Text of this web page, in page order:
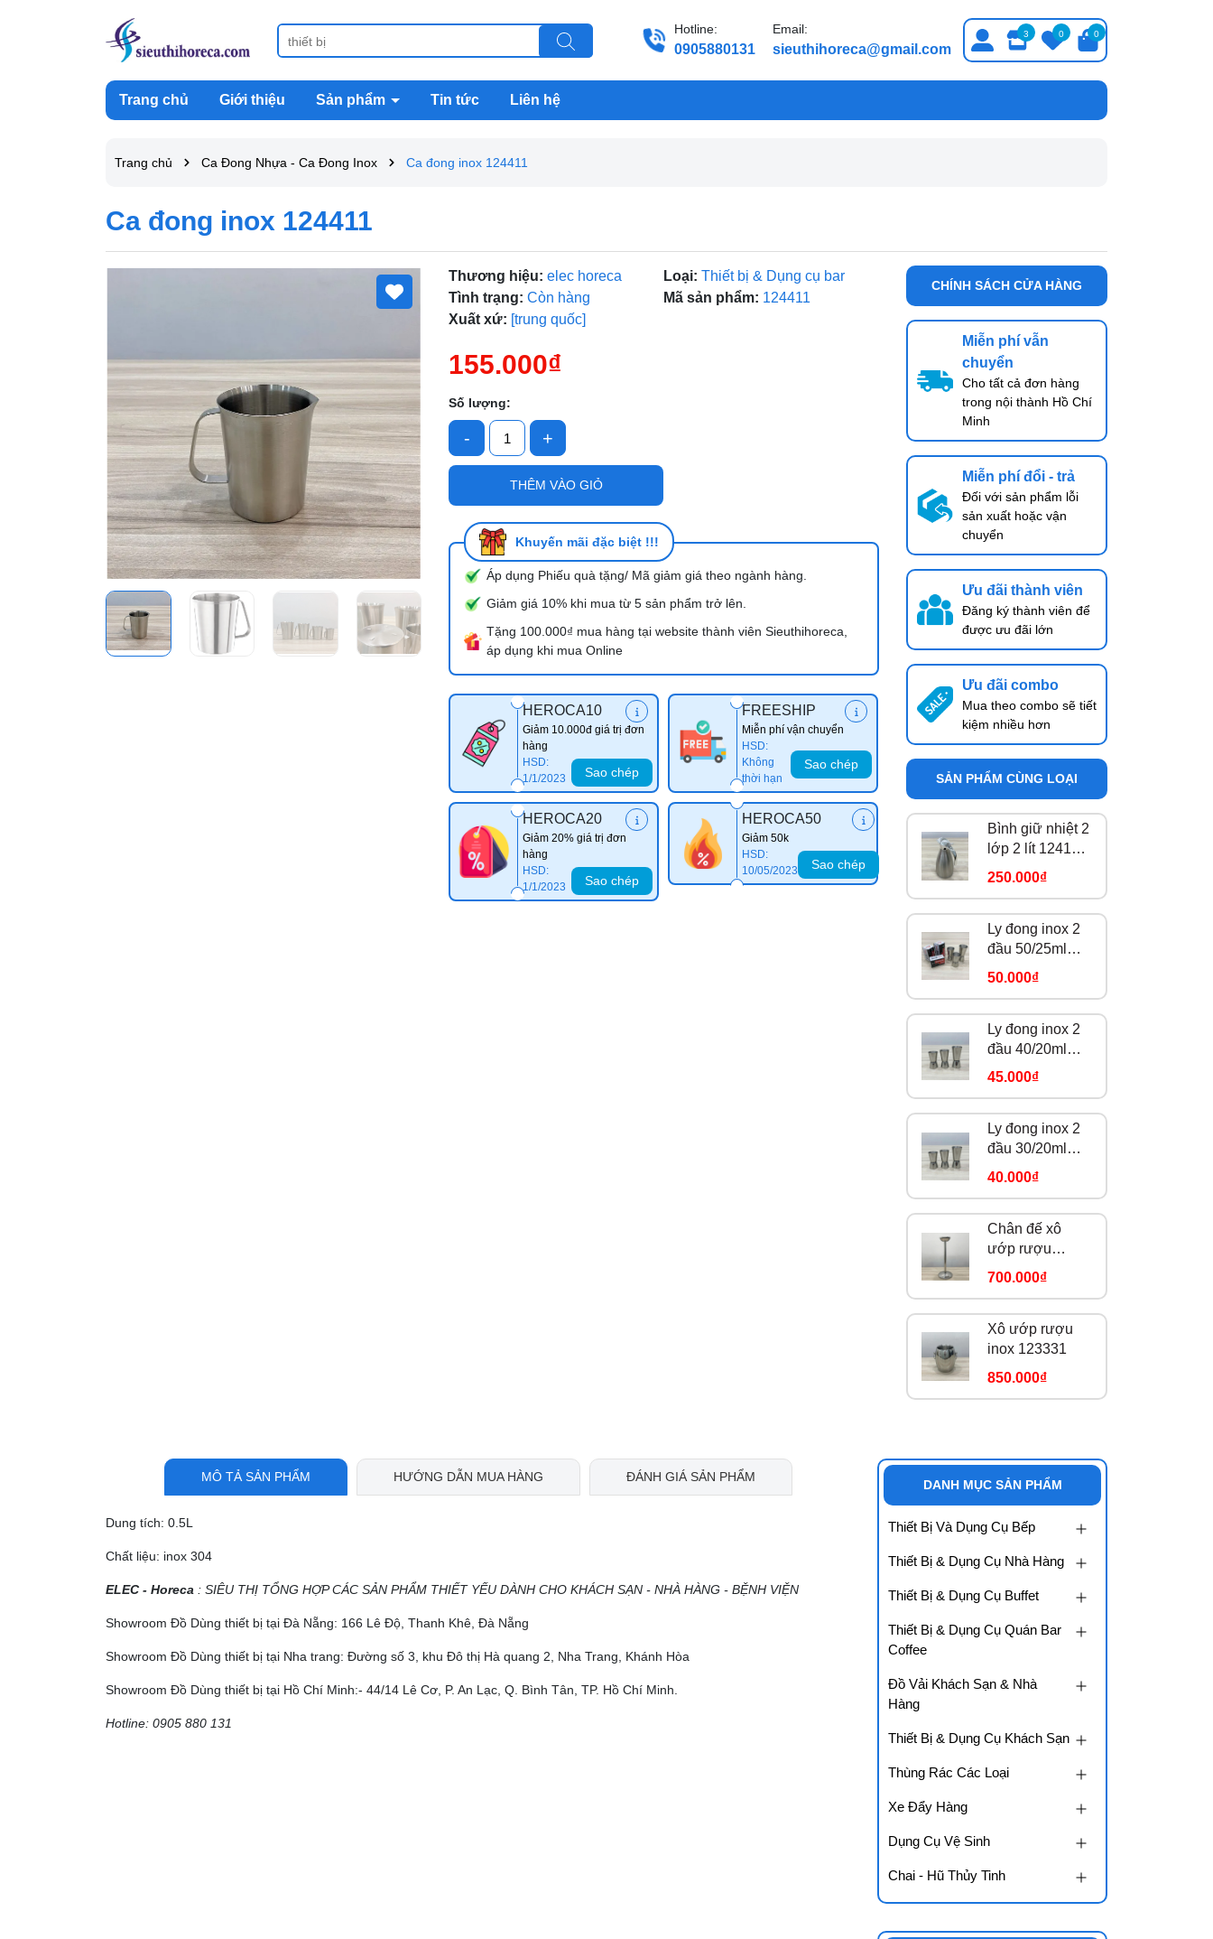
Hotline:
0905880131
Email:
sieuthihoreca@gmail.com
3 0 0
Trang chủ Giới thiệu Sản phẩm Tin tức Liên hệ
Trang chủ Ca Đong Nhựa - Ca Đong Inox Ca đong inox 124411
Ca đong inox 124411
Thương hiệu: elec horeca Loại: Thiết bị & Dụng cụ bar
Tình trạng: Còn hàng Mã sản phẩm: 124411
Xuất xứ: [trung quốc]
155.000₫
Số lượng:
- +
THÊM VÀO GIỎ
Khuyến mãi đặc biệt !!!
Áp dụng Phiếu quà tặng/ Mã giảm giá theo ngành hàng.
Giảm giá 10% khi mua từ 5 sản phẩm trở lên.
Tặng 100.000₫ mua hàng tại website thành viên Sieuthihoreca,
áp dụng khi mua Online
HEROCA10
Giảm 10.000đ giá trị đơn
hàng
HSD:
1/1/2023
Sao chép
FREESHIP
Miễn phí vận chuyển
HSD:
Không
thời hạn
Sao chép
HEROCA20
Giảm 20% giá trị đơn
hàng
HSD:
1/1/2023
Sao chép
HEROCA50
Giảm 50k
HSD:
10/05/2023
Sao chép
Mã giảm giá:
Điều kiện:
CHÍNH SÁCH CỬA HÀNG
Miễn phí vẫn
chuyển
Cho tất cả đơn hàng
trong nội thành Hồ Chí
Minh
Miễn phí đổi - trả
Đối với sản phẩm lỗi
sản xuất hoặc vận
chuyển
Ưu đãi thành viên
Đăng ký thành viên để
được ưu đãi lớn
Ưu đãi combo
Mua theo combo sẽ tiết
kiệm nhiều hơn
SẢN PHẨM CÙNG LOẠI
Bình giữ nhiệt 2
lớp 2 lít 124168-
304
250.000₫
Ly đong inox 2
đầu 50/25ml
Z5025
50.000₫
Ly đong inox 2
đầu 40/20ml
Z4020
45.000₫
Ly đong inox 2
đầu 30/20ml
Z3020
40.000₫
Chân đế xô
ướp rượu
123333
700.000₫
Xô ướp rượu
inox 123331
850.000₫
MÔ TẢ SẢN PHẨM HƯỚNG DẪN MUA HÀNG ĐÁNH GIÁ SẢN PHẨM
Dung tích: 0.5L
Chất liệu: inox 304
ELEC - Horeca : SIÊU THỊ TỔNG HỢP CÁC SẢN PHẨM THIẾT YẾU DÀNH CHO KHÁCH SẠN - NHÀ HÀNG - BỆNH VIỆN
Showroom Đồ Dùng thiết bị tại Đà Nẵng: 166 Lê Độ, Thanh Khê, Đà Nẵng
Showroom Đồ Dùng thiết bị tại Nha trang: Đường số 3, khu Đô thị Hà quang 2, Nha Trang, Khánh Hòa
Showroom Đồ Dùng thiết bị tại Hồ Chí Minh:- 44/14 Lê Cơ, P. An Lạc, Q. Bình Tân, TP. Hồ Chí Minh.
Hotline: 0905 880 131
DANH MỤC SẢN PHẨM
Thiết Bị Và Dụng Cụ Bếp
Thiết Bị & Dụng Cụ Nhà Hàng
Thiết Bị & Dụng Cụ Buffet
Thiết Bị & Dụng Cụ Quán Bar
Coffee
Đồ Vải Khách Sạn & Nhà
Hàng
Thiết Bị & Dụng Cụ Khách Sạn
Thùng Rác Các Loại
Xe Đẩy Hàng
Dụng Cụ Vệ Sinh
Chai - Hũ Thủy Tinh